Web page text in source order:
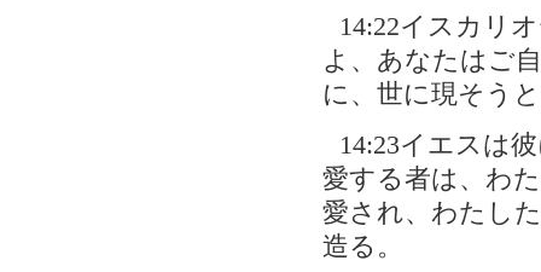
14:22イスカリ
よ、あなたはご
に、世に現そう
14:23イエスは
愛する者は、わ
愛され、わたし
造る。